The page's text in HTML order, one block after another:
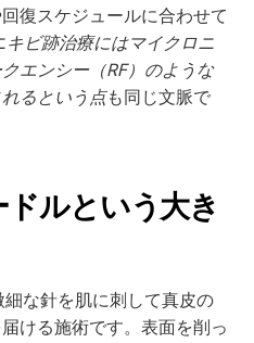
復スケジュールに合わせて
キビ跡治療にはマイクロニ
エンシー（RF）のような
るという点も同じ文脈で
ルという大き
な針を肌に刺して真皮の
ける施術です。表面を削っ